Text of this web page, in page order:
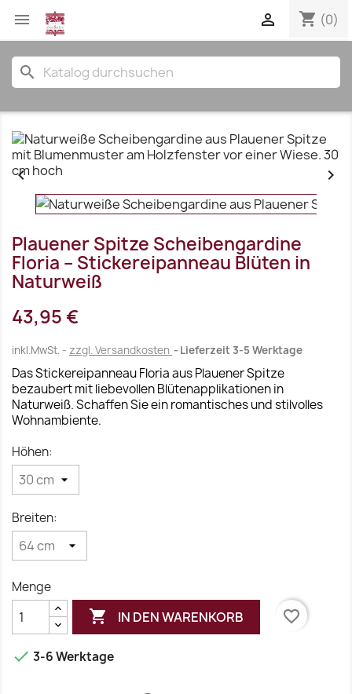
 shopping_cart (0)

search
 
Plauener Spitze Scheibengardine
Floria – Stickereipanneau Blüten in
Naturweiß
43,95 €
inkl.MwSt. zzgl. Versandkosten Lieferzeit 3-5 Werktage
Das Stickereipanneau Floria aus Plauener Spitze
bezaubert mit liebevollen Blütenapplikationen in
Naturweiß. Schaffen Sie ein romantisches und stilvolles
Wohnambiente.
Höhen:
Breiten:
Menge
 IN DEN WARENKORB favorite_border
 3-6 Werktage